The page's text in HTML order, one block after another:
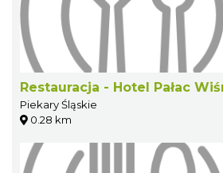
Restauracja - Hotel Pałac
Piekary Śląskie
0.28 km